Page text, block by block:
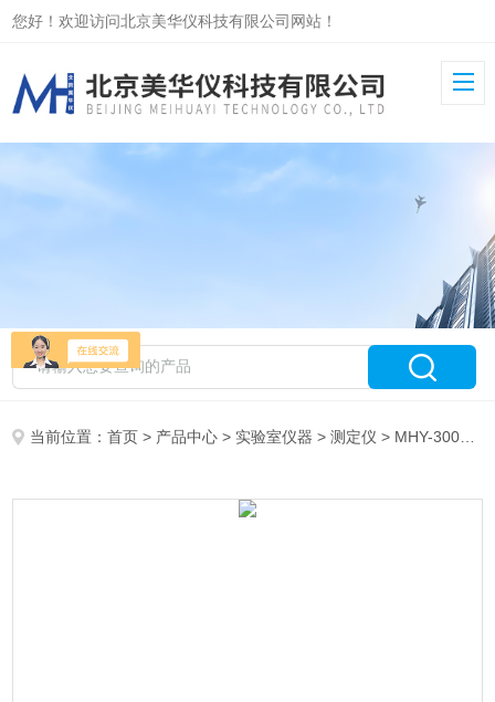
您好！欢迎访问北京美华仪科技有限公司网站！
当前位置：首页 > 产品中心 > 实验室仪器 >测定仪 > MHY-30026自动甲苯不溶物测定仪